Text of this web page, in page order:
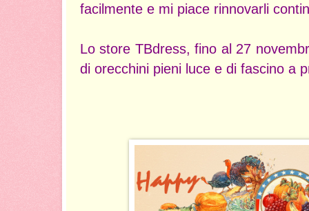
facilmente e mi piace rinnovarli
Lo store TBdress, fino al 27
di orecchini pieni luce e di fascino a